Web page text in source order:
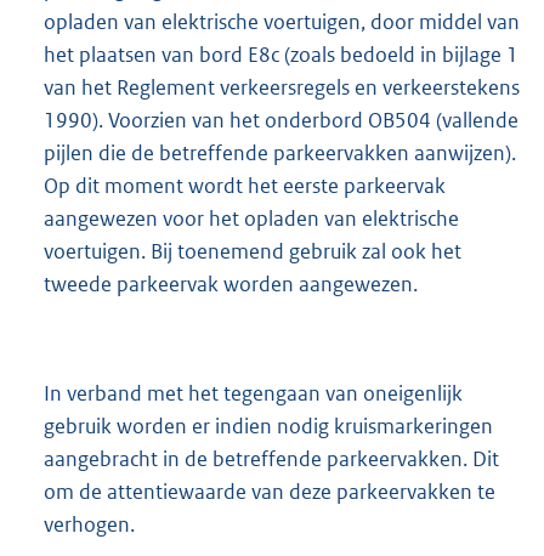
opladen van elektrische voertuigen, door middel van
het plaatsen van bord E8c (zoals bedoeld in bijlage 1
van het Reglement verkeersregels en verkeerstekens
1990). Voorzien van het onderbord OB504 (vallende
pijlen die de betreffende parkeervakken aanwijzen).
Op dit moment wordt het eerste parkeervak
aangewezen voor het opladen van elektrische
voertuigen. Bij toenemend gebruik zal ook het
tweede parkeervak worden aangewezen.
In verband met het tegengaan van oneigenlijk
gebruik worden er indien nodig kruismarkeringen
aangebracht in de betreffende parkeervakken. Dit
om de attentiewaarde van deze parkeervakken te
verhogen.